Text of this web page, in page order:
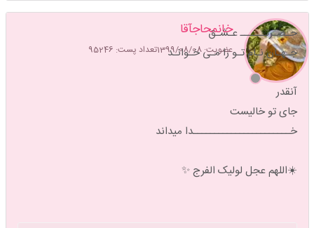
خانمحاجآقا
عضویت: 1399/08/08 تعداد پست: 95246
حـضـرتــــــ عـشـق
جـهـان نـام تـو را مـی خـوانـد
آنقدر
جای تو خالیست
خـــــــــــــــــــــــدا میداند
☀️اللهم عجل لولیک الفرج ✨